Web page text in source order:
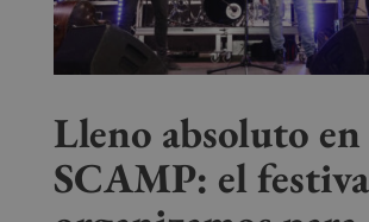
Lleno absoluto en
SCAMP: el